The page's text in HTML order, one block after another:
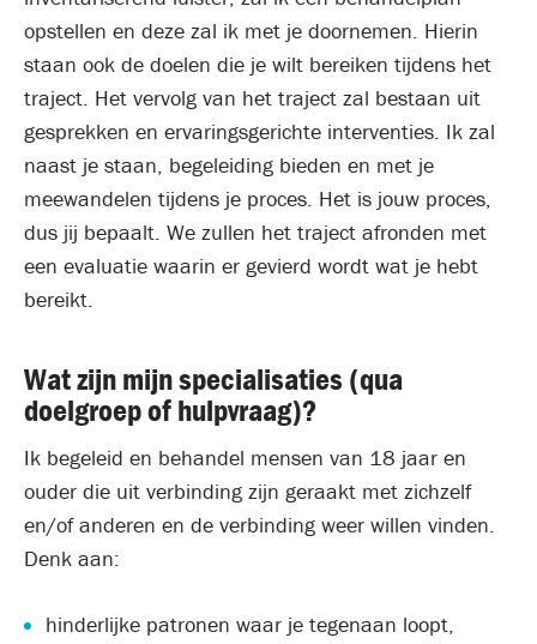
opstellen en deze zal ik met je doornemen. Hierin
staan ook de doelen die je wilt bereiken tijdens het
traject. Het vervolg van het traject zal bestaan uit
gesprekken en ervaringsgerichte interventies. Ik zal
naast je staan, begeleiding bieden en met je
meewandelen tijdens je proces. Het is jouw proces,
dus jij bepaalt. We zullen het traject afronden met
een evaluatie waarin er gevierd wordt wat je hebt
bereikt.
Wat zijn mijn specialisaties (qua
doelgroep of hulpvraag)?
Ik begeleid en behandel mensen van 18 jaar en
ouder die uit verbinding zijn geraakt met zichzelf
en/of anderen en de verbinding weer willen vinden.
Denk aan:
hinderlijke patronen waar je tegenaan loopt,